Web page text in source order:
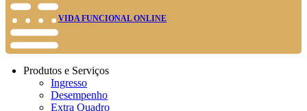
VIDA FUNCIONAL ONLINE
Produtos e Serviços
Ingresso
Desempenho
Extra Quadro